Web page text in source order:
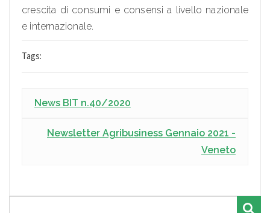
crescita di consumi e consensi a livello nazionale
e internazionale.
Tags:
News BIT n.40/2020
Newsletter Agribusiness Gennaio 2021 -
Veneto